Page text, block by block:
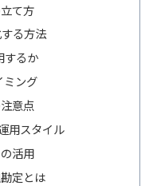
て方
る方法
するか
ミング
意点
用スタイル
活用
定とは